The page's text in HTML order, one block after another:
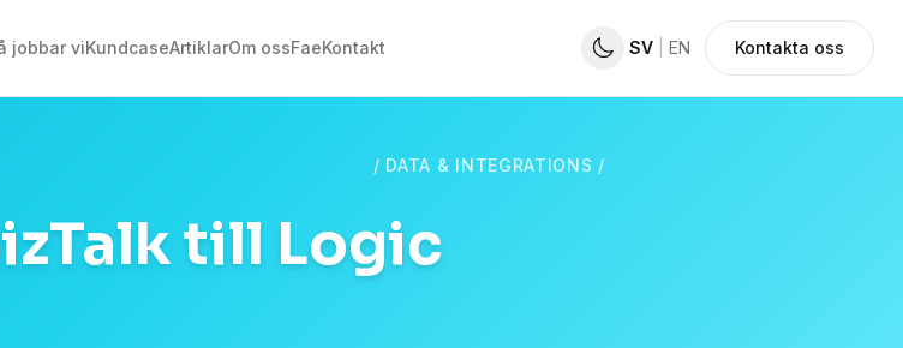
jobbar viKundcaseArtiklarOm ossFaeKontakt SV EN Kontakta oss
/ DATA & INTEGRATIONS /
till Logic